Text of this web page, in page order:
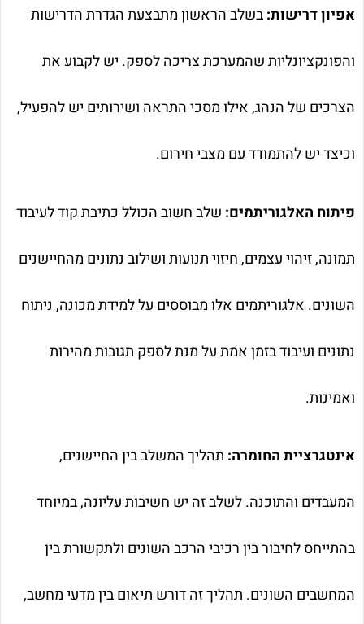
אפיון דרישות:בשלב הראשון מתבצעת הגדרת הדרישות
והפונקציונליות שהמערכת צריכה לספק. יש לקבוע את
הצרכים של הנהג, אילו מסכי התראה ושירותים יש להפעיל,
וכיצד יש להתמודד עם מצבי חירום.
פיתוח האלגוריתמים: שלב חשוב הכולל כתיבת קוד לעיבוד
תמונה, זיהוי עצמים, חיזוי תנועות ושילוב נתונים מהחיישנים
השונים. אלגוריתמים אלו מבוססים על למידת מכונה, ניתוח
נתונים ועיבוד בזמן אמת על מנת לספק תגובות מהירות
ואמינות.
אינטגרציית החומרה: תהליך המשלב בין החיישנים,
המעבדים והתוכנה. לשלב זה יש חשיבות עליונה, במיוחד
בהתייחס לחיבור בין רכיבי הרכב השונים ולתקשורת בין
המחשבים השונים. תהליך זה דורש תיאום בין מדעי מחשב,